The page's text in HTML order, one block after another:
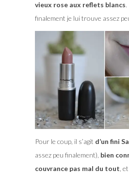
vieux rose aux reflets blancs.
finalement je lui trouve assez
Pour le coup, il s’agit d’un fini
assez peu finalement), bien
couvrance pas mal du tout , et